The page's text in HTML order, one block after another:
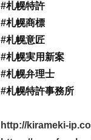
#札幌特許
#札幌商標
#札幌意匠
#札幌実用新案
#札幌弁理士
#札幌特許事務所
http://kirameki-